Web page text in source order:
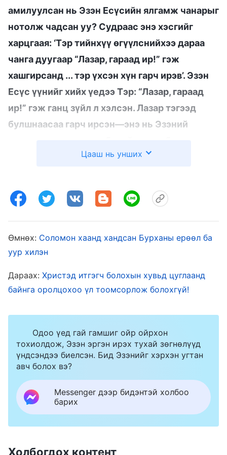
амилуулсан нь Эзэн Есүсийн ялгамж чанарыг
нотолж чадсан уу? Судраас энэ хэсгийг
харцгаая: ‘Тэр тийнхүү өгүүлснийхээ дараа
чанга дуугаар “Лазар, гараад ир!” гэж
хашгирсанд ... тэр үхсэн хүн гарч ирэв’. Эзэн
Есүс үүнийг хийх үедээ Тэр: “Лазар, гараад
ир!” гэж ганц зүйл л хэлсэн. Лазар тэгээд
булшнаасаа гарч ирсэн—энэ нь Эзэний
юм. Энэ хугацаанд Эзэн Есүс тахилын ширээ
хийгээгүй. Тэр ганцхан зүйл л хэлсэн. Үүнийг
гайхамшиг гэх үү, эсвэл тушаал гэх үү? Эсвэл
ид шид маягийн юм байсан уу? Өнгөн дээрээ
энэ нь гайхамшиг гэгдэж болох юм шиг
санагдах ба хэрвээ та нар үүнийг орчин үеийн
өнцгөөс харвал мэдээжээр үүнийг бас л
гайхамшиг гэж болно. Гэвч үүнийг үхсэн
мөн ид шид гэж хэлж яавч болохгүй. Энэ
гайхамшиг нь Бүтээгчийн эрх мэдлийн
хамгийн энгийн, өчүүхэн төдий баталгаа
байсан гэж хэлэх нь зөв юм. Энэ бол Бурханы
эрх мэдэл, чадвар билээ. Бурханд хүнийг
үхүүлж, түүний сүнсийг биеэс нь одуулж,
Үхэгсдийн орон руу, эсвэл очих ёстой газар
үхэх, үхсэнийхээ дараа хаана очихыг Бурхан
Цааш нь унших
Өмнөх: Соломон хаанд хандсан Бурханы ерөөл ба
уур хилэн
Дараах: Христэд итгэгч болохын хувьд цуглаанд
байнга оролцохоо үл тоомсорлож болохгүй!
Одоо үед гай гамшиг ойр ойрхон
тохиолдож, Эзэн эргэн ирэх тухай зөгнөлүүд
үндсэндээ биелсэн. Бид Эзэнийг хэрхэн угтан
авч болох вэ?
Messenger дээр бидэнтэй холбоо
барих
Холбогдох контент